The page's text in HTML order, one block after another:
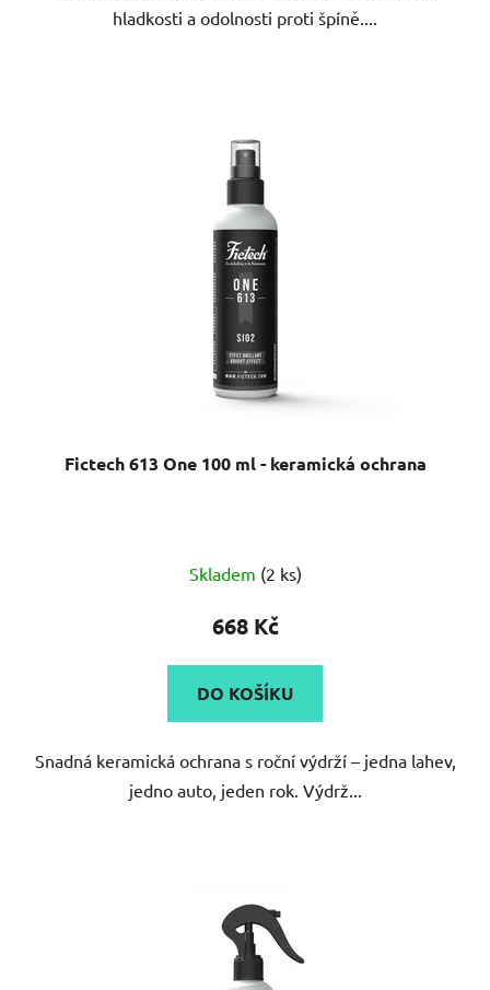
hladkosti a odolnosti proti špíně....
Fictech 613 One 100 ml - keramická ochrana
Skladem (2 ks)
668 Kč
DO KOŠÍKU
Snadná keramická ochrana s roční výdrží – jedna lahev,
jedno auto, jeden rok. Výdrž...